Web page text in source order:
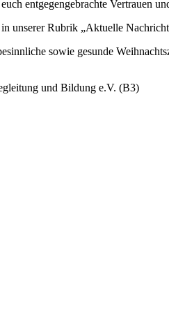
entgegengebrachte Vertrauen
unserer Rubrik „Aktuelle
sowie gesunde
und Bildung e.V. (B3)